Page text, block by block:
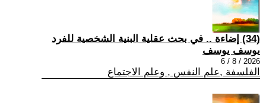
(34) إضاءة .. في بحث عقلية البنية الشخصية للفرد
يوسف يوسف
2026 / 8 / 6
الفلسفة ,علم النفس , وعلم الاجتماع